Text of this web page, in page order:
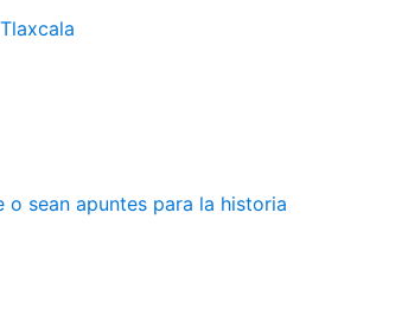
sean apuntes para la historia